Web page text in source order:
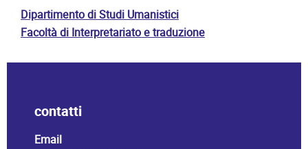
Dipartimento di Studi Umanistici
Facoltà di Interpretariato e traduzione
contatti
Email